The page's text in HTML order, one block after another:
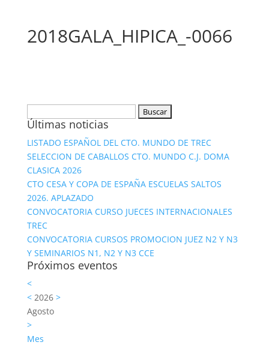
2018GALA_HIPICA_-0066
Últimas noticias
LISTADO ESPAÑOL DEL CTO. MUNDO DE TREC
SELECCION DE CABALLOS CTO. MUNDO C.J. DOMA
CLASICA 2026
CTO CESA Y COPA DE ESPAÑA ESCUELAS SALTOS
2026. APLAZADO
CONVOCATORIA CURSO JUECES INTERNACIONALES
TREC
CONVOCATORIA CURSOS PROMOCION JUEZ N2 Y N3
Y SEMINARIOS N1, N2 Y N3 CCE
Próximos eventos
<
<2026 >
Agosto
>
Mes